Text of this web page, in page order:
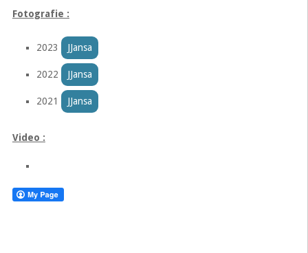
Fotografie :
2023 JJansa
2022 JJansa
2021 JJansa
Video :